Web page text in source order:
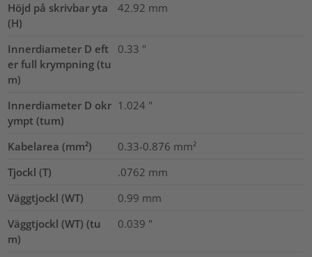
Höjd på skrivbar yta
(H)
42.92 mm
Innerdiameter D eft
er full krympning (tu
m)
0.33 "
Innerdiameter D okr
ympt (tum)
1.024 "
Kabelarea (mm²) 0.33-0.876 mm²
Tjockl (T)
.0762 mm
Väggtjockl (WT)
0.99 mm
Väggtjockl (WT) (tu
m)
0.039 "